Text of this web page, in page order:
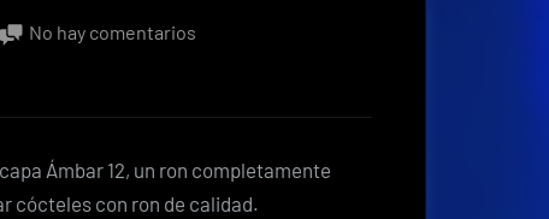
No hay comentarios
Costa
Ámbar 12, un ron completamente
cócteles con ron de calidad.